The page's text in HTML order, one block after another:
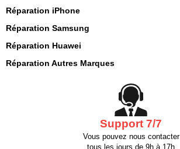
Réparation iPhone
Réparation Samsung
Réparation Huawei
Réparation Autres Marques
Support 7/7
Vous pouvez nous contacter
tous les jours de 9h à 17h